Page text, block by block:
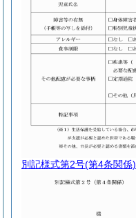
別記様式第2号(第4条関係)